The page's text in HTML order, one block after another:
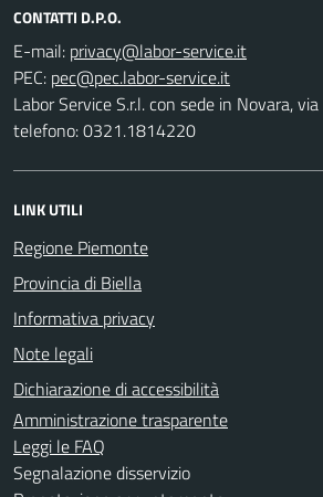
CONTATTI D.P.O.
E-mail:
PEC:
Labor Service S.r.l. con sede in Novara,
telefono: 0321.1814220
LINK UTILI
Regione Piemonte
Provincia di Biella
Informativa privacy
Note legali
Dichiarazione di accessibilità
Amministrazione trasparente
Leggi le FAQ
Segnalazione disservizio